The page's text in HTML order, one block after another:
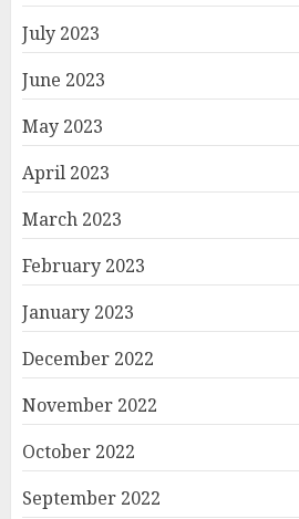
July 2023
June 2023
May 2023
April 2023
March 2023
February 2023
January 2023
December 2022
November 2022
October 2022
September 2022